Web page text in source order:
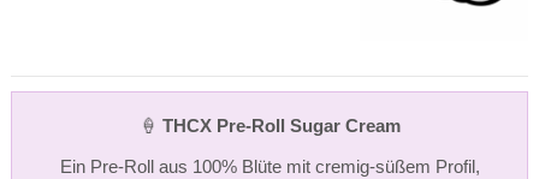
🍦 THCX Pre-Roll Sugar Cream
Ein Pre-Roll aus 100% Blüte mit cremig-süßem Profil,